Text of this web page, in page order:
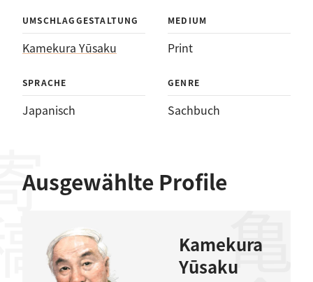
UMSCHLAGGESTALTUNG
Kamekura Yūsaku
MEDIUM
Print
SPRACHE
Japanisch
GENRE
Sachbuch
Ausgewählte Profile
Kamekura
Yūsaku